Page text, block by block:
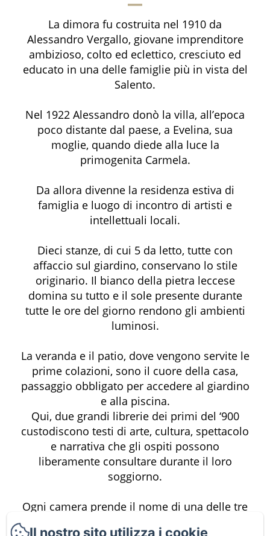
La dimora fu costruita nel 1910 da
Alessandro Vergallo, giovane imprenditore
ambizioso, colto ed eclettico, cresciuto ed
educato in una delle famiglie più in vista del
Salento.
Nel 1922 Alessandro donò la villa, all’epoca
poco distante dal paese, a Evelina, sua
moglie, quando diede alla luce la
primogenita Carmela.
Da allora divenne la residenza estiva di
famiglia e luogo di incontro di artisti e
intellettuali locali.
Dieci stanze, di cui 5 da letto, tutte con
affaccio sul giardino, conservano lo stile
originario. Il bianco della pietra leccese
domina su tutto e il sole presente durante
tutte le ore del giorno rendono gli ambienti
luminosi.
La veranda e il patio, dove vengono servite le
prime colazioni, sono il cuore della casa,
passaggio obbligato per accedere al giardino
e alla piscina.
Qui, due grandi librerie dei primi del ‘900
custodiscono testi di arte, cultura, spettacolo
e narrativa che gli ospiti possono
liberamente consultare durante il loro
soggiorno.
Ogni camera prende il nome di una delle tre
Il nostro sito utilizza i cookie